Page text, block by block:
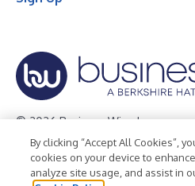
© 2026 Business Wire, Inc.
Privacy Policy Cookie Policy
Terms of Use
Legal
By clicking “Accept All Cookies”,
cookies on your device to
analyze site usage, and assist in